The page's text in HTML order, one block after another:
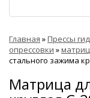
Главная »Прессы
опрессовки »
стального зажима
Матрица